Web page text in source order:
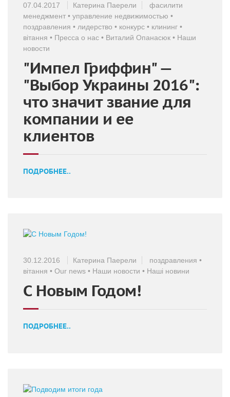
07.04.2017 Катерина Паерели
фасилити
менеджмент • управление недвижимостью •
поздравления • лидерство • конкурс • клининг •
вітання • Пресса о нас • Виталий Опанасюк • Наши
новости
"Импел Гриффин" —
"Выбор Украины 2016":
что значит звание для
компании и ее
клиентов
ПОДРОБНЕЕ..
30.12.2016 Катерина Паерели поздравления •
вітання • Our news • Наши новости • Наші новини
С Новым Годом!
ПОДРОБНЕЕ..